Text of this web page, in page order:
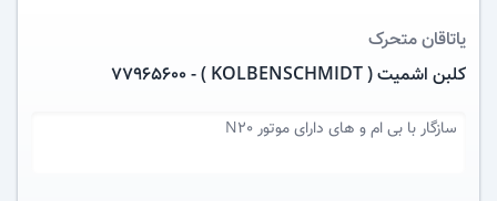
یاتاقان متحرک
کلبن اشمیت ( KOLBENSCHMIDT ) - 77965600
سازگار با بی ام و های دارای موتور N20